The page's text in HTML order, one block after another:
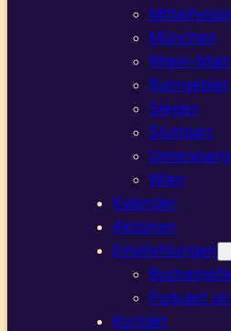
München
Rhein-Main
Ruhrgebiet
Siegen
Stuttgart
Untersberg
Wien
Kalender
Aktionen
Empfehlungen
Podcast
Kontakt